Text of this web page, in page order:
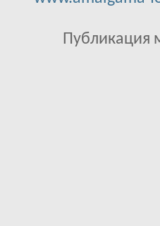
Публикация